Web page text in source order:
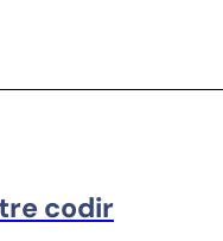
codir